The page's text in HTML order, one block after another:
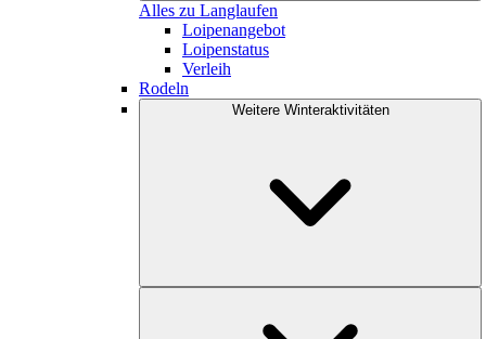
Alles zu Langlaufen
Loipenangebot
Loipenstatus
Verleih
Rodeln
Weitere Winteraktivitäten